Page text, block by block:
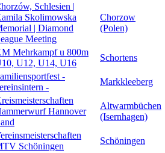
Schlesien |
Skolimowska
| Diamond
Meeting
Chorzow
(Polen)
Mehrkampf u 800m
U12, U14, U16
Schortens
-
-
Markkleeberg
Hannover
Altwarmbüchen
(Isernhagen)
Schöningen
Schöningen